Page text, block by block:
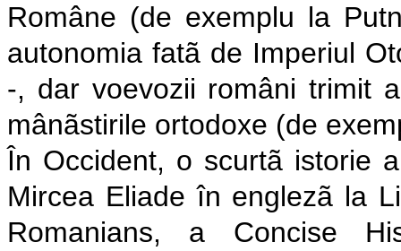
Române (de exemplu la
autonomia fatã de Imperiul
-, dar voevozii români trimit
mânãstirile ortodoxe (de
În Occident, o scurtã istorie
Mircea Eliade în englezã la
Romanians, a Concise